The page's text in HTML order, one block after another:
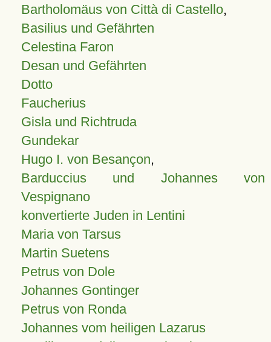
Bartholomäus von Città di Castello,
Basilius und Gefährten
Celestina Faron
Desan und Gefährten
Dotto
Faucherius
Gisla und Richtruda
Gundekar
Hugo I. von Besançon,
Barduccius und Johannes von
Vespignano
konvertierte Juden in Lentini
Maria von Tarsus
Martin Suetens
Petrus von Dole
Johannes Gontinger
Petrus von Ronda
Johannes vom heiligen Lazarus